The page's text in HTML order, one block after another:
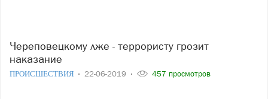
Череповецкому лже - террористу грозит
наказание
ПРОИСШЕСТВИЯ 22-06-2019 457 просмотров